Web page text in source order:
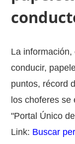
La
conducir,
puntos, récord
los choferes se
"Portal Único
Link: Buscar